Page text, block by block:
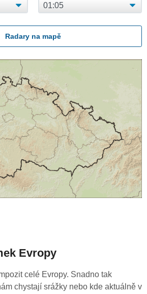
Radary na mapě
Evropy
celé Evropy. Snadno tak
chystají srážky nebo kde aktuálně v